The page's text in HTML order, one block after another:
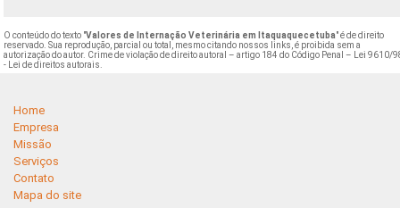
O conteúdo do texto "Valores de Internação Veterinária em Itaquaquecetuba" é de direito
reservado. Sua reprodução, parcial ou total, mesmo citando nossos links, é proibida sem a
autorização do autor. Crime de violação de direito autoral – artigo 184 do Código Penal –
Lei 9610/
- Lei de direitos autorais
Home
Empresa
Missão
Serviços
Contato
Mapa do site